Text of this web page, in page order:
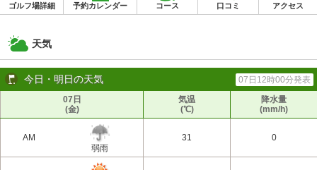
ゴルフ場詳細 予約カレンダー コース 口コミ アクセス
天気
今日・明日の天気
07日12時00分発表
07日
(金)
気温
(℃)
降水量
(mm/h)
AM
弱雨
31 0